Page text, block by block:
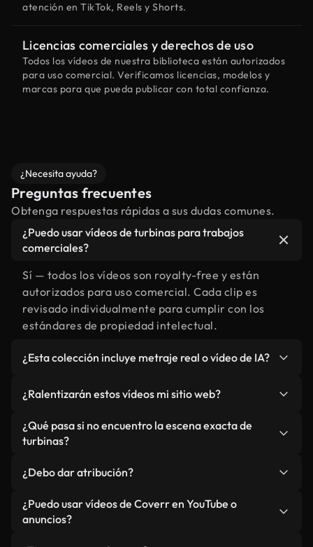
atención en TikTok, Reels y Shorts.
Licencias comerciales y derechos de uso
Todos los vídeos de nuestra biblioteca están autorizados
para uso comercial. Verificamos licencias, modelos y
marcas para que pueda publicar con total confianza.
¿Necesita ayuda?
Preguntas frecuentes
Obtenga respuestas rápidas a sus dudas comunes.
¿Puedo usar vídeos de turbinas para trabajos
comerciales?
Sí — todos los vídeos son royalty-free y están
autorizados para uso comercial. Cada clip es
revisado individualmente para cumplir con los
estándares de propiedad intelectual.
¿Esta colección incluye metraje real o vídeo de IA?
relacionado con turbinas y vídeos generados por
IA. Todo está claramente etiquetado.
¿Ralentizarán estos vídeos mi sitio web?
No si selecciona nuestras versiones optimizadas
para web, diseñadas específicamente para uso de
métricas como LCP.
¿Qué pasa si no encuentro la escena exacta de
turbinas?
Studio. Describe la escena, como "turbinas al
atardecer", y la IA la generará en segundos
conforme a nuestros estándares.
¿Debo dar atribución?
No es necesario. Todos los vídeos en nuestra
biblioteca son royalty-free, aunque siempre se
¿Puedo usar vídeos de Coverr en YouTube o
anuncios?